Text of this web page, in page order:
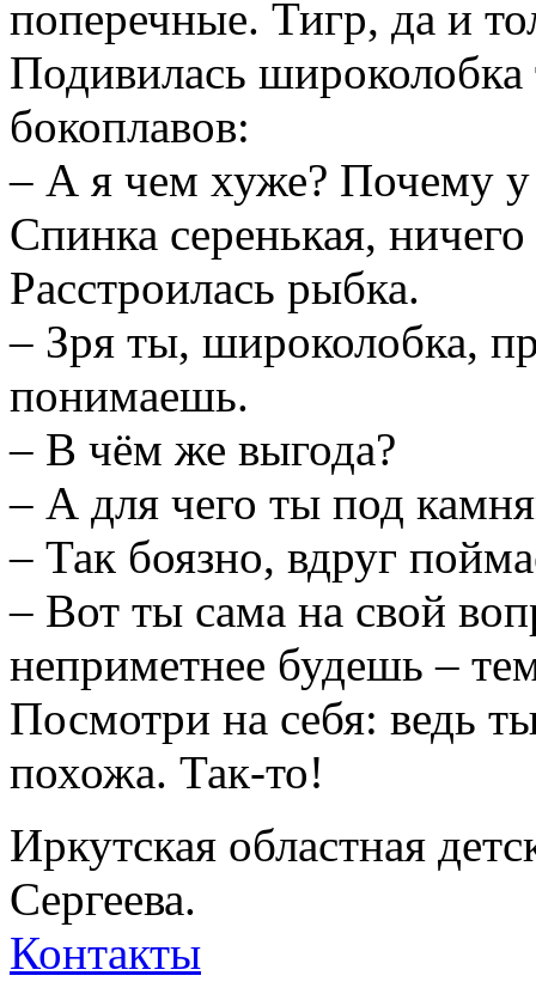
поперечные. Тигр, да и
Подивилась широколобка
бокоплавов:
– А я чем хуже? Почему
Спинка серенькая,
Расстроилась рыбка.
– Зря ты, широколобка,
понимаешь.
– В чём же выгода?
– А для чего ты под
– Так боязно, вдруг
– Вот ты сама на свой
неприметнее будешь –
Посмотри на себя: ведь
похожа. Так-то!
Иркутская областная
Сергеева.
Контакты